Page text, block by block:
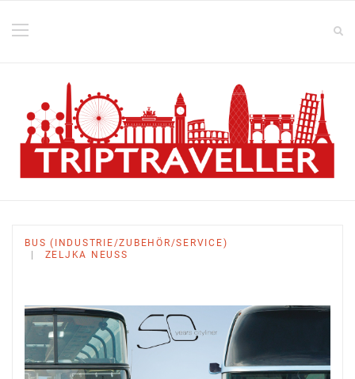
BUS (INDUSTRIE/ZUBEHÖR/SERVICE)
ZELJKA NEUSS